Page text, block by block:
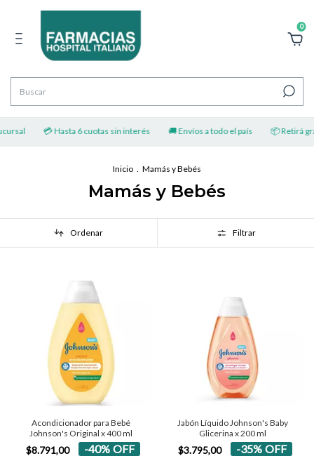
0
💳 Hasta 6 cuotas sin interés 🚚 Envíos a todo el país 📦 Retirá gratis
Inicio . Mamás y Bebés
Mamás y Bebés
Ordenar Filtrar
Acondicionador para Bebé
Johnson's Original x 400 ml
$8.791,00 -40%OFF
Jabón Líquido Johnson's Baby
Glicerina x 200 ml
$3.795,00 -35% OFF